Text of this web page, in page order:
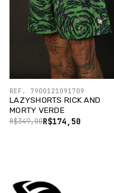
LAZYSHORTS RICK AND
MORTY VERDE
R$174,50
R$349,00
REF. 7900121091709